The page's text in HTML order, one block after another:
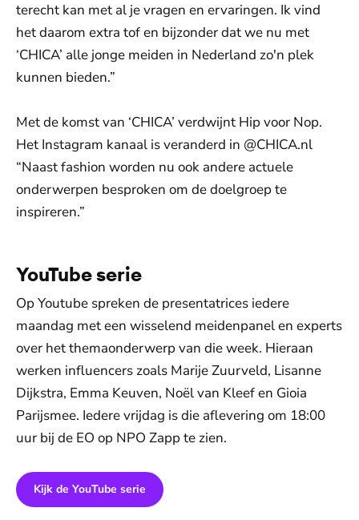
terecht kan met al je vragen en ervaringen. Ik vind
het daarom extra tof en bijzonder dat we nu met
‘CHICA’ alle jonge meiden in Nederland zo'n plek
kunnen bieden.”
Met de komst van ‘CHICA’ verdwijnt Hip voor Nop.
Het Instagram kanaal is veranderd in @CHICA.nl
“Naast fashion worden nu ook andere actuele
onderwerpen besproken om de doelgroep te
inspireren.”
YouTube serie
Op Youtube spreken de presentatrices iedere
maandag met een wisselend meidenpanel en experts
over het themaonderwerp van die week. Hieraan
werken influencers zoals Marije Zuurveld, Lisanne
Dijkstra, Emma Keuven, Noël van Kleef en Gioia
Parijsmee. Iedere vrijdag is die aflevering om 18:00
uur bij de EO op NPO Zapp te zien.
Kijk de YouTube serie